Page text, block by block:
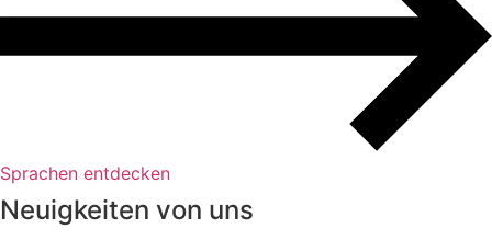
Sprachen entdecken
Neuigkeiten von uns